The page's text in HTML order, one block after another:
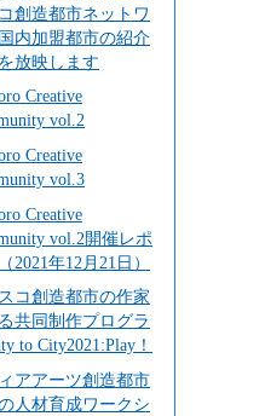
創造都市ネットワ
内加盟都市の紹介
放映します
Creative
vol.2
Creative
vol.3
Creative
vol.2開催レポ
2021年12月21日）
コ創造都市の作家
共同制作プログラ
to City2021:Play！
アアーツ創造都市
人材育成ワークシ